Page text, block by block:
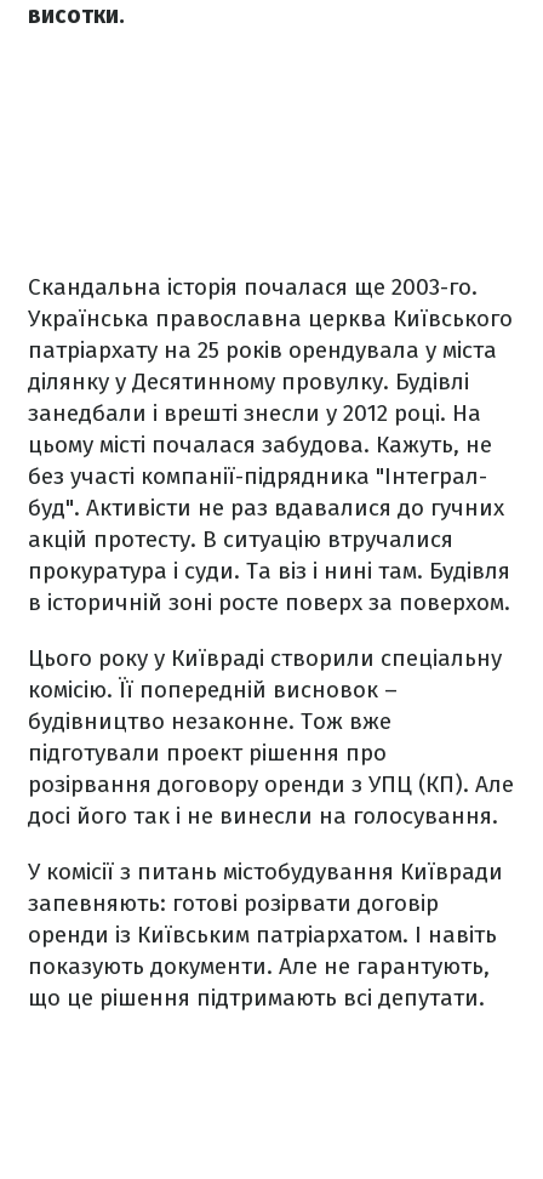
висотки.
Скандальна історія почалася ще 2003-го.
Українська православна церква Київського
патріархату на 25 років орендувала у міста
ділянку у Десятинному провулку. Будівлі
занедбали і врешті знесли у 2012 році. На
цьому місті почалася забудова. Кажуть, не
без участі компанії-підрядника "Інтеграл-
буд". Активісти не раз вдавалися до гучних
акцій протесту. В ситуацію втручалися
прокуратура і суди. Та віз і нині там. Будівля
в історичній зоні росте поверх за поверхом.
Цього року у Київраді створили спеціальну
комісію. Її попередній висновок –
будівництво незаконне. Тож вже
підготували проект рішення про
розірвання договору оренди з УПЦ (КП). Але
досі його так і не винесли на голосування.
У комісії з питань містобудування Київради
запевняють: готові розірвати договір
оренди із Київським патріархатом. І навіть
показують документи. Але не гарантують,
що це рішення підтримають всі депутати.